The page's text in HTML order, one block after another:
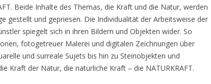
Beide Inhalte des Themas, die Kraft und die Natur, werden
gestellt und gepriesen. Die Individualität der Arbeitsweise der
spiegelt sich in ihren Bildern und Objekten wider. So
fotogetreuer Malerei und digitalen Zeichnungen über
und surreale Sujets bis hin zu Steinobjekten und
Kraft der Natur, die natürliche Kraft – die NATURKRAFT.